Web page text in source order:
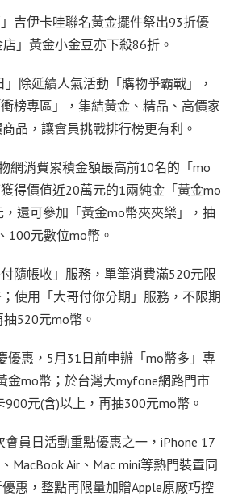
吉伊卡哇聯名黃金擺件祭出93折優
」黃金小金豆亦下殺86折。
除延續人氣活動「購物爭霸戰」，
榜專區」，集結黃金、精品、高價家
品，讓會員挑戰排行榜更有利。
網消費累積金額最高前10名的「mo
得價值近20萬元的1兩純金「黃金mo
還可參加「黃金mo幣夾夾樂」，抽
100元數位mo幣。
隨帳收」服務，單筆消費滿520元限
使用「大哥付你分期」服務，不限期
520元mo幣。
優惠，5月31日前申辦「mo幣多」專
金mo幣；於台灣大myfone網路門市
元(含)以上，再抽300元mo幣。
會員日活動重點優惠之一，iPhone 17
MacBook Air、Mac mini等熱門裝置同
惠，整點再限量加贈Apple原廠巧控